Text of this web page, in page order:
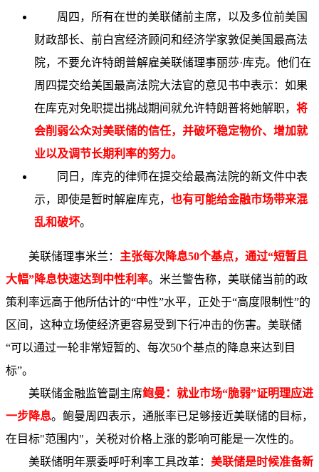
周四，所有在世的美联储前主席，以及多位前美国
财政部长、前白宫经济顾问和经济学家敦促美国最高法
院，不要允许特朗普解雇美联储理事丽莎·库克。他们在
周四提交给美国最高法院大法官的意见书中表示：如果
在库克对免职提出挑战期间就允许特朗普将她解职， 将
会削弱公众对美联储的信任，并破坏稳定物价、增加就
业以及调节长期利率的努力。
同日，库克的律师在提交给最高法院的新文件中表
示，即使是暂时解雇库克， 也有可能给金融市场带来混
乱和破坏。
美联储理事米兰： 主张每次降息50个基点，通过“短暂且
大幅”降息快速达到中性利率。米兰警告称，美联储当前的政
策利率远高于他所估计的“中性”水平，正处于“高度限制性”的
区间，这种立场使经济更容易受到下行冲击的伤害。美联储
“可以通过一轮非常短暂的、每次50个基点的降息来达到目
标”。
美联储金融监管副主席鲍曼：就业市场“脆弱”证明理应进
一步降息。鲍曼周四表示，通胀率已足够接近美联储的目标，
在目标"范围内"，关税对价格上涨的影响可能是一次性的。
美联储明年票委呼吁利率工具改革： 美联储是时候准备新